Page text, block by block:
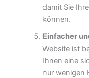
damit Sie
können.
Einfacher
Website ist
Ihnen eine
nur wenigen